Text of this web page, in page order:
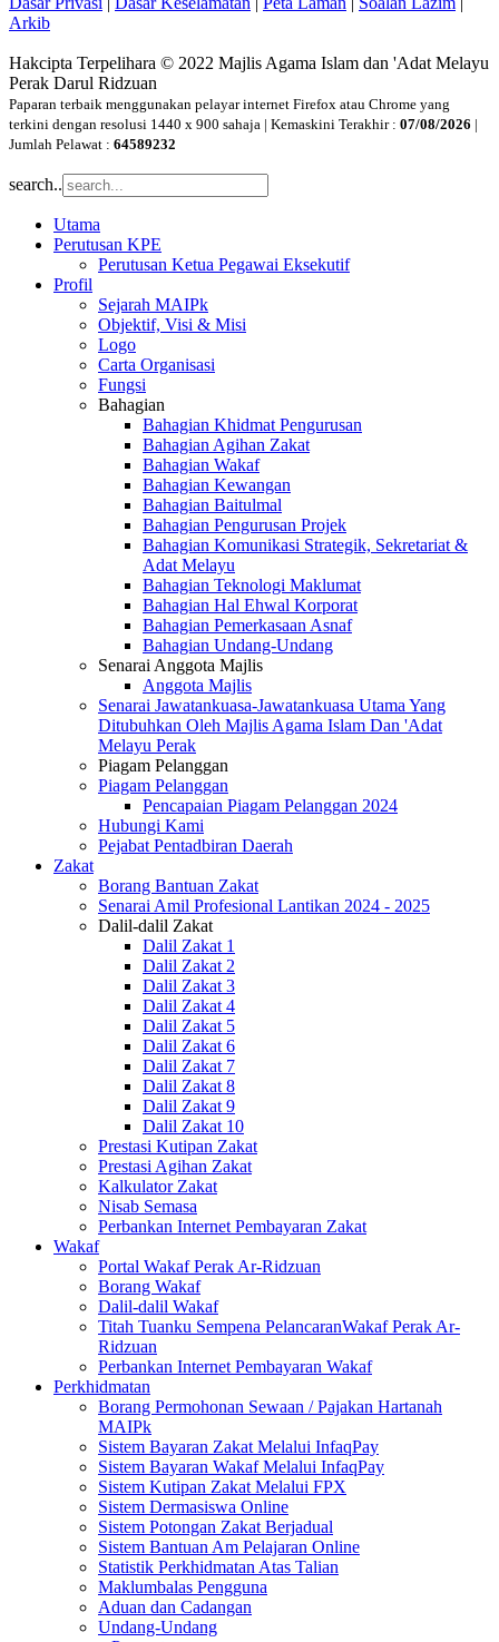
Arkib
Hakcipta Terpelihara © 2022 Majlis Agama Islam dan 'Adat Melayu
Perak Darul Ridzuan
Paparan terbaik menggunakan pelayar internet Firefox atau Chrome yang
terkini dengan resolusi 1440 x 900 sahaja | Kemaskini Terakhir : 07/08/2026 |
Jumlah Pelawat : 64589232
search..
Utama
Perutusan KPE
Perutusan Ketua Pegawai Eksekutif
Profil
Sejarah MAIPk
Objektif, Visi & Misi
Logo
Carta Organisasi
Fungsi
Bahagian
Bahagian Khidmat Pengurusan
Bahagian Agihan Zakat
Bahagian Wakaf
Bahagian Kewangan
Bahagian Baitulmal
Bahagian Pengurusan Projek
Bahagian Komunikasi Strategik, Sekretariat &
Adat Melayu
Bahagian Teknologi Maklumat
Bahagian Hal Ehwal Korporat
Bahagian Pemerkasaan Asnaf
Bahagian Undang-Undang
Senarai Anggota Majlis
Anggota Majlis
Senarai Jawatankuasa-Jawatankuasa Utama Yang
Ditubuhkan Oleh Majlis Agama Islam Dan 'Adat
Melayu Perak
Piagam Pelanggan
Piagam Pelanggan
Pencapaian Piagam Pelanggan 2024
Hubungi Kami
Pejabat Pentadbiran Daerah
Zakat
Borang Bantuan Zakat
Senarai Amil Profesional Lantikan 2024 - 2025
Dalil-dalil Zakat
Dalil Zakat 1
Dalil Zakat 2
Dalil Zakat 3
Dalil Zakat 4
Dalil Zakat 5
Dalil Zakat 6
Dalil Zakat 7
Dalil Zakat 8
Dalil Zakat 9
Dalil Zakat 10
Prestasi Kutipan Zakat
Prestasi Agihan Zakat
Kalkulator Zakat
Nisab Semasa
Perbankan Internet Pembayaran Zakat
Wakaf
Portal Wakaf Perak Ar-Ridzuan
Borang Wakaf
Dalil-dalil Wakaf
Titah Tuanku Sempena PelancaranWakaf Perak Ar-
Ridzuan
Perbankan Internet Pembayaran Wakaf
Perkhidmatan
Borang Permohonan Sewaan / Pajakan Hartanah
MAIPk
Sistem Bayaran Zakat Melalui InfaqPay
Sistem Bayaran Wakaf Melalui InfaqPay
Sistem Kutipan Zakat Melalui FPX
Sistem Dermasiswa Online
Sistem Potongan Zakat Berjadual
Sistem Bantuan Am Pelajaran Online
Statistik Perkhidmatan Atas Talian
Maklumbalas Pengguna
Aduan dan Cadangan
Undang-Undang